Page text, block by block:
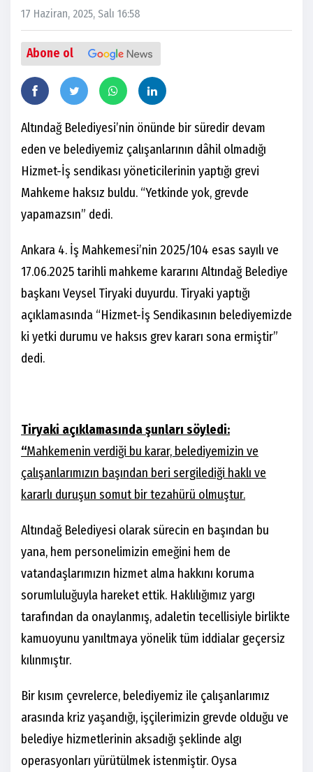
17 Haziran, 2025, Salı 16:58
Abone ol
Altındağ Belediyesi’nin önünde bir süredir devam
eden ve belediyemiz çalışanlarının dâhil olmadığı
Hizmet-İş sendikası yöneticilerinin yaptığı grevi
Mahkeme haksız buldu. “Yetkinde yok, grevde
yapamazsın” dedi.
Ankara 4. İş Mahkemesi’nin 2025/104 esas sayılı ve
17.06.2025 tarihli mahkeme kararını Altındağ Belediye
başkanı Veysel Tiryaki duyurdu. Tiryaki yaptığı
açıklamasında “Hizmet-İş Sendikasının belediyemizde
ki yetki durumu ve haksıs grev kararı sona ermiştir”
dedi.
Tiryaki açıklamasında şunları söyledi:
“Mahkemenin verdiği bu karar, belediyemizin ve
çalışanlarımızın başından beri sergilediği haklı ve
kararlı duruşun somut bir tezahürü olmuştur.
Altındağ Belediyesi olarak sürecin en başından bu
yana, hem personelimizin emeğini hem de
vatandaşlarımızın hizmet alma hakkını koruma
sorumluluğuyla hareket ettik. Haklılığımız yargı
tarafından da onaylanmış, adaletin tecellisiyle birlikte
kamuoyunu yanıltmaya yönelik tüm iddialar geçersiz
kılınmıştır.
Bir kısım çevrelerce, belediyemiz ile çalışanlarımız
arasında kriz yaşandığı, işçilerimizin grevde olduğu ve
belediye hizmetlerinin aksadığı şeklinde algı
operasyonları yürütülmek istenmiştir. Oysa